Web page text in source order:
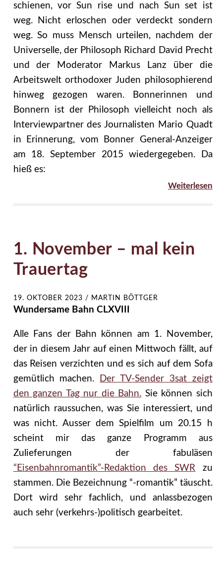
schienen, vor Sun rise und nach Sun set ist
weg. Nicht erloschen oder verdeckt sondern
weg. So muss Mensch urteilen, nachdem der
Universelle, der Philosoph Richard David Precht
und der Moderator Markus Lanz über die
Arbeitswelt orthodoxer Juden philosophierend
hinweg gezogen waren. Bonnerinnen und
Bonnern ist der Philosoph vielleicht noch als
Interviewpartner des Journalisten Mario Quadt
in Erinnerung, vom Bonner General-Anzeiger
am 18. September 2015 wiedergegeben. Da
hieß es:
Weiterlesen
1. November – mal kein
Trauertag
19. OKTOBER 2023 / MARTIN BÖTTGER
Wundersame Bahn CLXVIII
Alle Fans der Bahn können am 1. November,
der in diesem Jahr auf einen Mittwoch fällt, auf
das Reisen verzichten und es sich auf dem Sofa
gemütlich machen.
Der TV-Sender 3sat zeigt
den ganzen Tag nur die Bahn. Sie können sich
natürlich raussuchen, was Sie interessiert, und
was nicht. Ausser dem Spielfilm um 20.15 h
scheint mir das ganze Programm aus
Zulieferungen der fabuläsen
“Eisenbahnromantik”-Redaktion des SWR zu
stammen. Die Bezeichnung “-romantik” täuscht.
Dort wird sehr fachlich, und anlassbezogen
auch sehr (verkehrs-)politisch gearbeitet.